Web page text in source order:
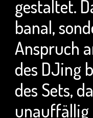
gestaltet.
banal,
Anspruch
des DJing
des Sets,
unauffällig